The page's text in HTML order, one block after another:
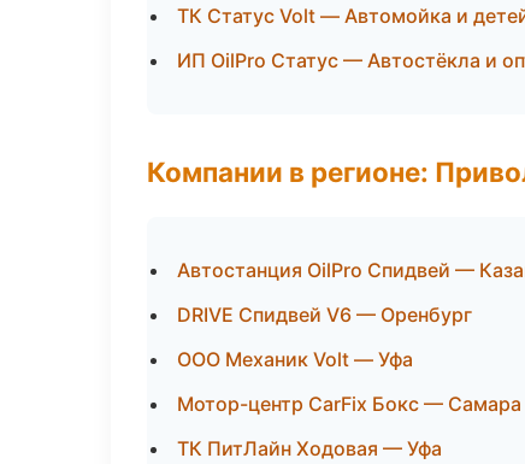
ТК Статус Volt — Автомойка и
ИП OilPro Статус — Автостёкла и
Компании в регионе:
Автостанция OilPro Спидвей —
DRIVE Спидвей V6 — Оренбург
ООО Механик Volt — Уфа
Мотор-центр CarFix Бокс — Самара
ТК ПитЛайн Ходовая — Уфа